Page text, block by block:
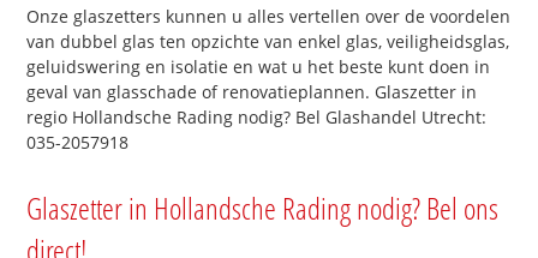
Onze glaszetters kunnen u alles vertellen over de voordelen
van dubbel glas ten opzichte van enkel glas, veiligheidsglas,
geluidswering en isolatie en wat u het beste kunt doen in
geval van glasschade of renovatieplannen. Glaszetter in
regio Hollandsche Rading nodig? Bel Glashandel Utrecht:
035-2057918
Glaszetter in Hollandsche Rading nodig? Bel ons
direct!